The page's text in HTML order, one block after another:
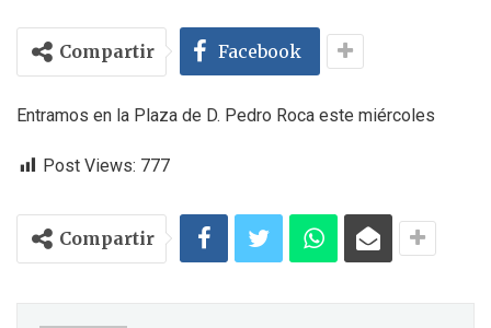
Compartir Facebook
Entramos en la Plaza de D. Pedro Roca este miércoles
Post Views: 777
Compartir